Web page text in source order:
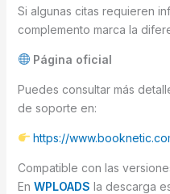
Si algunas citas requieren
complemento marca la
Página oficial
Puedes consultar más
de soporte en:
https://
Compatible con las
En WPLOADS la descarga